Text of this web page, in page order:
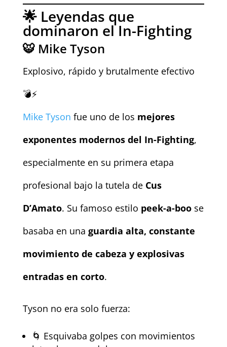
🌟 Leyendas que
dominaron el In-Fighting
🐯 Mike Tyson
Explosivo, rápido y brutalmente efectivo
💣⚡
Mike Tyson fue uno de los mejores
exponentes modernos del In-Fighting,
especialmente en su primera etapa
profesional bajo la tutela de Cus
D’Amato. Su famoso estilo peek-a-boose
basaba en una guardia alta, constante
movimiento de cabeza y explosivas
entradas en corto.
Tyson no era solo fuerza:
🌀 Esquivaba golpes con movimientos